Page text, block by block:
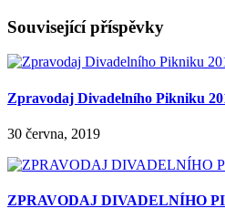
Související příspěvky
Zpravodaj Divadelního Pikniku
30 června, 2019
ZPRAVODAJ DIVADELNÍHO